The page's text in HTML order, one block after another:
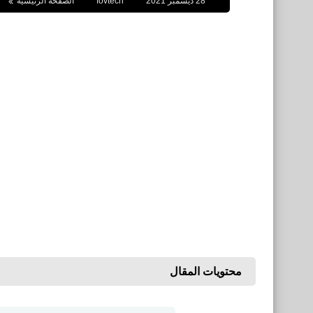
محتويات المقال